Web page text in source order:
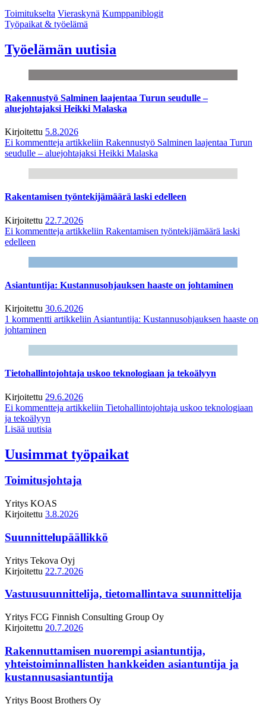
Toimitukselta Vieraskynä Kumppaniblogit
Työpaikat & työelämä
Työelämän uutisia
Rakennustyö Salminen laajentaa Turun seudulle –
aluejohtajaksi Heikki Malaska
Kirjoitettu 5.8.2026
Ei kommentteja artikkeliin Rakennustyö Salminen laajentaa Turun
seudulle – aluejohtajaksi Heikki Malaska
Rakentamisen työntekijämäärä laski edelleen
Kirjoitettu 22.7.2026
Ei kommentteja artikkeliin Rakentamisen työntekijämäärä laski
edelleen
Asiantuntija: Kustannusohjauksen haaste on johtaminen
Kirjoitettu 30.6.2026
1 kommentti artikkeliin Asiantuntija: Kustannusohjauksen haaste on
johtaminen
Tietohallintojohtaja uskoo teknologiaan ja tekoälyyn
Kirjoitettu 29.6.2026
Ei kommentteja artikkeliin Tietohallintojohtaja uskoo teknologiaan
ja tekoälyyn
Lisää uutisia
Uusimmat työpaikat
Toimitusjohtaja
Yritys KOAS
Kirjoitettu 3.8.2026
Suunnittelupäällikkö
Yritys Tekova Oyj
Kirjoitettu 22.7.2026
Vastuusuunnittelija, tietomallintava suunnittelija
Yritys FCG Finnish Consulting Group Oy
Kirjoitettu 20.7.2026
Rakennuttamisen nuorempi asiantuntija,
yhteistoiminnallisten hankkeiden asiantuntija ja
kustannusasiantuntija
Yritys Boost Brothers Oy